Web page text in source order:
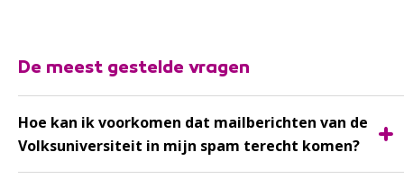
De meest gestelde vragen
Hoe kan ik voorkomen dat mailberichten van de
Volksuniversiteit in mijn spam terecht komen?